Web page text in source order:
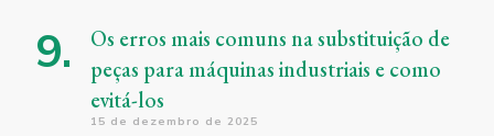
Os erros mais comuns na substituição de
peças para máquinas industriais e como
evitá-los
15 de dezembro de 2025